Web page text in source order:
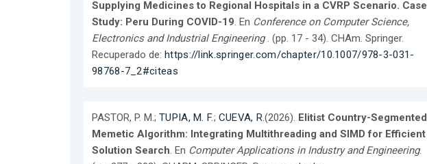
Supplying Medicines to Regional Hospitals in a CVRP Scenario. Case
Study: Peru During COVID-19. En Conference on Computer Science,
Electronics and Industrial Engineering. (pp. 17 - 34). CHAm. Springer.
Recuperado de: https://link.springer.com/chapter/10.1007/978-3-031-
98768-7_2#citeas
PASTOR, P. M.; TUPIA, M. F.; CUEVA, R.(2026). Elitist Country-Segmented
Memetic Algorithm: Integrating Multithreading and SIMD for Efficient
Solution Search. En Computer Applications in Industry and Engineering.